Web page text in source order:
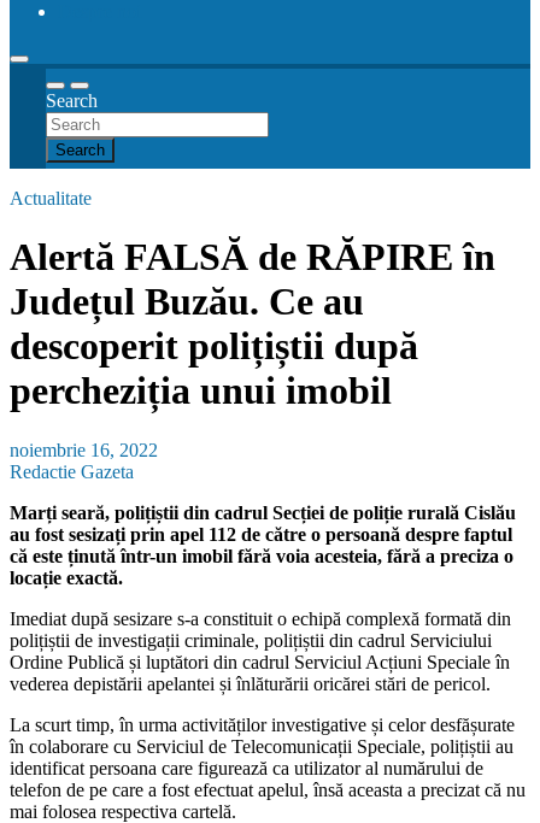
Search
Search
Actualitate
Alertă FALSĂ de RĂPIRE în
Județul Buzău. Ce au
descoperit polițiștii după
percheziția unui imobil
noiembrie 16, 2022
Redactie Gazeta
Marți seară, polițiștii din cadrul Secției de poliție rurală Cislău
au fost sesizați prin apel 112 de către o persoană despre faptul
că este ținută într-un imobil fără voia acesteia, fără a preciza o
locație exactă.
Imediat după sesizare s-a constituit o echipă complexă formată din
polițiștii de investigații criminale, polițiștii din cadrul Serviciului
Ordine Publică și luptători din cadrul Serviciul Acțiuni Speciale în
vederea depistării apelantei și înlăturării oricărei stări de pericol.
La scurt timp, în urma activităților investigative și celor desfășurate
în colaborare cu Serviciul de Telecomunicații Speciale, polițiștii au
identificat persoana care figurează ca utilizator al numărului de
telefon de pe care a fost efectuat apelul, însă aceasta a precizat că nu
mai folosea respectiva cartelă.